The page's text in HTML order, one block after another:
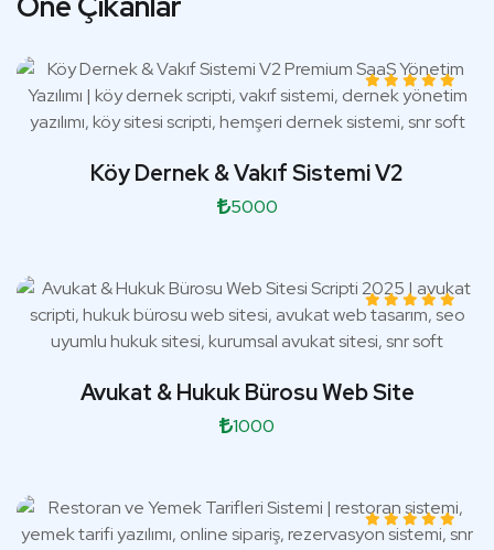
Köy Dernek & Vakıf Sistemi V2
5000
Avukat & Hukuk Bürosu Web Site
1000